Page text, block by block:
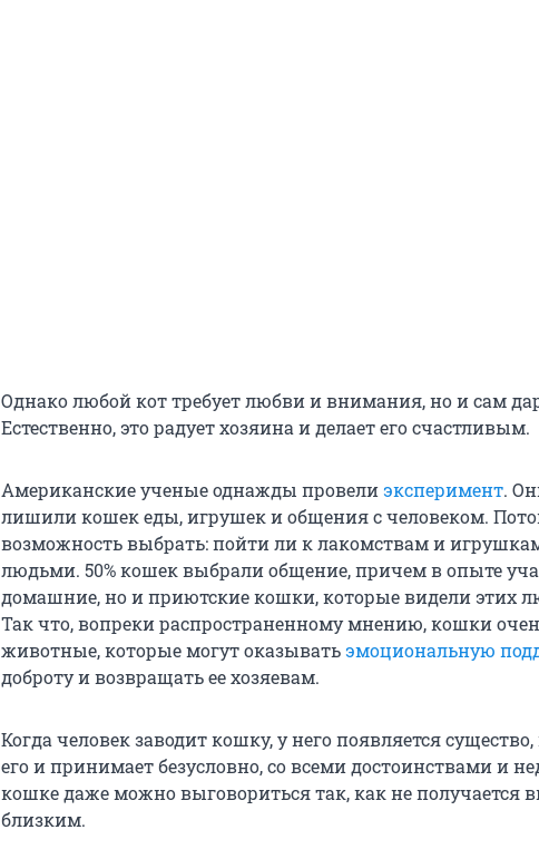
Однако любой кот требует любви и внимания, но и сам
Естественно, это радует хозяина и делает его счастливым.
Американские ученые однажды провелиэксперимент.
лишили кошек еды, игрушек и общения с человеком.
возможность выбрать: пойти ли к лакомствам и
людьми. 50% кошек выбрали общение, причем в опыте
домашние, но и приютские кошки, которые видели этих
Так что, вопреки распространенному мнению, кошки
животные, которые могут оказыватьэмоциональную
доброту и возвращать ее хозяевам.
Когда человек заводит кошку, у него появляется
его и принимает безусловно, со всеми достоинствами и
кошке даже можно выговориться так, как не получается
близким.